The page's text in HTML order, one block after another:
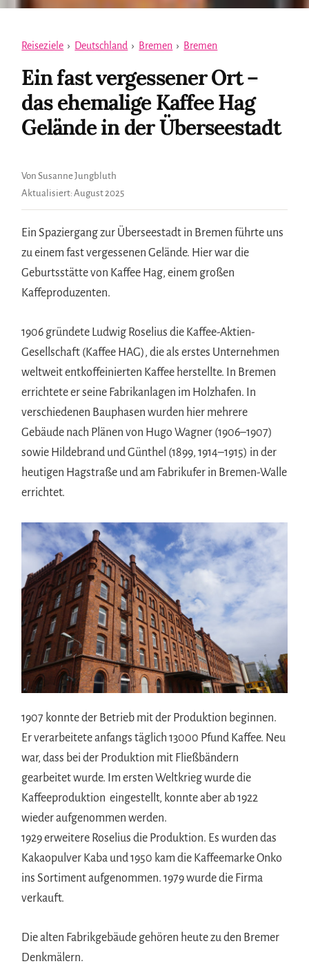
Reiseziele › Deutschland › Bremen › Bremen
Ein fast vergessener Ort –
das ehemalige Kaffee Hag
Gelände in der Überseestadt
Von Susanne Jungbluth
Aktualisiert:August 2025
Ein Spaziergang zur Überseestadt in Bremen führte uns
zu einem fast vergessenen Gelände. Hier war die
Geburtsstätte von Kaffee Hag, einem großen
Kaffeproduzenten.
1906 gründete Ludwig Roselius die Kaffee-Aktien-
Gesellschaft (Kaffee HAG), die als erstes Unternehmen
weltweit entkoffeinierten Kaffee herstellte. In Bremen
errichtete er seine Fabrikanlagen im Holzhafen. In
verschiedenen Bauphasen wurden hier mehrere
Gebäude nach Plänen von Hugo Wagner (1906–1907)
sowie Hildebrand und Günthel (1899, 1914–1915) in der
heutigen Hagstraße und am Fabrikufer in Bremen-Walle
errichtet.
1907 konnte der Betrieb mit der Produktion beginnen.
Er verarbeitete anfangs täglich 13000 Pfund Kaffee. Neu
war, dass bei der Produktion mit Fließbändern
gearbeitet wurde. Im ersten Weltkrieg wurde die
Kaffeeproduktion eingestellt, konnte aber ab 1922
wieder aufgenommen werden.
1929 erweitere Roselius die Produktion. Es wurden das
Kakaopulver Kaba und 1950 kam die Kaffeemarke Onko
ins Sortiment aufgenommen. 1979 wurde die Firma
verkauft.
Die alten Fabrikgebäude gehören heute zu den Bremer
Denkmälern.